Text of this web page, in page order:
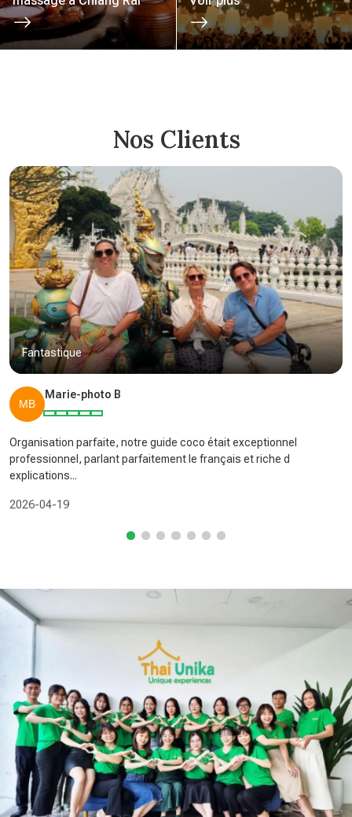
Nos Clients
Fantastique
Marie-photo B
Organisation parfaite, notre guide coco était exceptionnel
professionnel, parlant parfaitement le français et riche d
explications...
2026-04-19